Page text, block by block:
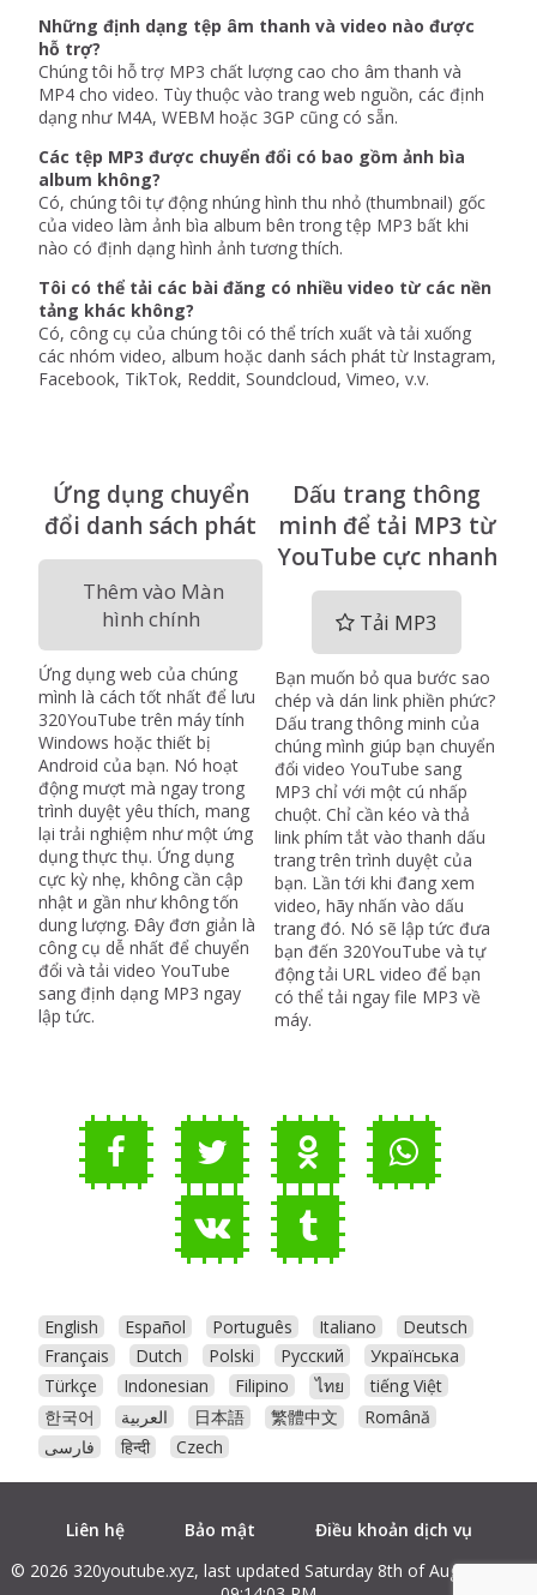
Những định dạng tệp âm thanh và video nào được
hỗ trợ?
Chúng tôi hỗ trợ MP3 chất lượng cao cho âm thanh và
MP4 cho video. Tùy thuộc vào trang web nguồn, các định
dạng như M4A, WEBM hoặc 3GP cũng có sẵn.
Các tệp MP3 được chuyển đổi có bao gồm ảnh bìa
album không?
Có, chúng tôi tự động nhúng hình thu nhỏ (thumbnail) gốc
của video làm ảnh bìa album bên trong tệp MP3 bất khi
nào có định dạng hình ảnh tương thích.
Tôi có thể tải các bài đăng có nhiều video từ các nền
tảng khác không?
Có, công cụ của chúng tôi có thể trích xuất và tải xuống
các nhóm video, album hoặc danh sách phát từ Instagram,
Facebook, TikTok, Reddit, Soundcloud, Vimeo, v.v.
Ứng dụng chuyển
đổi danh sách phát
Thêm vào Màn
hình chính
Ứng dụng web của chúng
mình là cách tốt nhất để lưu
320YouTube trên máy tính
Windows hoặc thiết bị
Android của bạn. Nó hoạt
động mượt mà ngay trong
trình duyệt yêu thích, mang
lại trải nghiệm như một ứng
dụng thực thụ. Ứng dụng
cực kỳ nhẹ, không cần cập
nhật и gần như không tốn
dung lượng. Đây đơn giản là
công cụ dễ nhất để chuyển
đổi và tải video YouTube
sang định dạng MP3 ngay
lập tức.
Dấu trang thông
minh để tải MP3 từ
YouTube cực nhanh
Tải MP3
Bạn muốn bỏ qua bước sao
chép và dán link phiền phức?
Dấu trang thông minh của
chúng mình giúp bạn chuyển
đổi video YouTube sang
MP3 chỉ với một cú nhấp
chuột. Chỉ cần kéo và thả
link phím tắt vào thanh dấu
trang trên trình duyệt của
bạn. Lần tới khi đang xem
video, hãy nhấn vào dấu
trang đó. Nó sẽ lập tức đưa
bạn đến 320YouTube và tự
động tải URL video để bạn
có thể tải ngay file MP3 về
máy.
English Español Português Italiano
Deutsch
Français
Dutch Polski Русский
Українська
Türkçe
Indonesian Filipino ไทย
tiếng Việt
한국어
العربية 日本語 繁體中文
Română
فارسی
हिन्दी Czech
Liên hệ Bảo mật
Điều khoản dịch vụ
© 2026 320youtube.xyz, last updated Saturday 8th of August 2026